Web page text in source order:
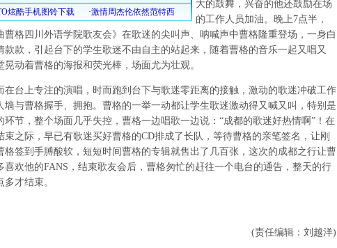
大的鼓舞，兴奋的他还鼓励在场
的工作人员加油。晚上7点半，
曹格四川外语学院歌友会》在歌迷的尖叫声、呐喊声中曹格隆重登场，一身白
款款，引起台下的学生歌迷不由自主的站起来，随着曹格的音乐一起又唱又
晃动着曹格的海报和荧光棒，场面尤为壮观。
上专注的演唱，时而跑到台下与歌迷零距离的接触，激动的歌迷冲破工作
墙与曹格握手、拥抱。曹格的一举一动都让学生歌迷激动得又喊又叫，特别是
环节，整个场面几乎失控，曹格一边唱歌一边说：“成都的歌迷好热情啊”！在
束之际，早已有歌迷买好曹格的CD排成了长队，等待曹格的亲笔签名，让刚
格签到手膊酸软，短短时间曹格的专辑就售出了几百张，这次的成都之行让曹
喜欢他的FANS，结束歌友会后，曹格匆忙的赶往一个电台的通告，整天的行
才结束。
(责任编辑：刘越洋)